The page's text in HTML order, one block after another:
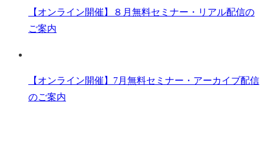
【オンライン開催】８月無料セミナー・リアル配信の
ご案内
【オンライン開催】7月無料セミナー・アーカイブ配信
のご案内